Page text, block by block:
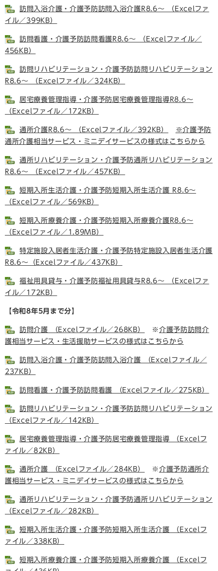
訪問入浴介護・介護予防訪問入浴介護R8.6～ （Excelファ
イル／399KB）
訪問看護・介護予防訪問看護R8.6～ （Excelファイル／
456KB）
訪問リハビリテーション・介護予防訪問リハビリテーション
R8.6～ （Excelファイル／324KB）
居宅療養管理指導・介護予防居宅療養管理指導R8.6～
（Excelファイル／172KB）
通所介護R8.6～ （Excelファイル／392KB）
※介護予防
通所介護相当サービス・ミニデイサービスの様式はこちらから
通所リハビリテーション・介護予防通所リハビリテーション
R8.6～ （Excelファイル／457KB）
短期入所生活介護・介護予防短期入所生活介護 R8.6～
（Excelファイル／569KB）
短期入所療養介護・介護予防短期入所療養介護R8.6～
（Excelファイル／1.89MB）
特定施設入居者生活介護・介護予防特定施設入居者生活介護
R8.6～（Excelファイル／437KB）
福祉用具貸与・介護予防福祉用具貸与R8.6～ （Excelファ
イル／172KB）
【令和8年5月まで分】
訪問介護 （Excelファイル／268KB） ※ 介護予防訪問介
護相当サービス・生活援助サービスの様式はこちらから
訪問入浴介護・介護予防訪問入浴介護 （Excelファイル／
237KB）
訪問看護・介護予防訪問看護 （Excelファイル／275KB）
訪問リハビリテーション・介護予防訪問リハビリテーション
（Excelファイル／142KB）
居宅療養管理指導・介護予防居宅療養管理指導 （Excelフ
ァイル／82KB）
通所介護 （Excelファイル／284KB） ※ 介護予防通所介
護相当サービス・ミニデイサービスの様式はこちらから
通所リハビリテーション・介護予防通所リハビリテーション
（Excelファイル／282KB）
短期入所生活介護・介護予防短期入所生活介護 （Excelフ
ァイル／338KB）
短期入所療養介護・介護予防短期入所療養介護 （Excelフ